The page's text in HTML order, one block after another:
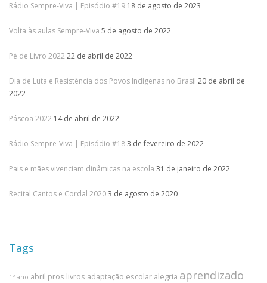
Rádio Sempre-Viva | Episódio #19 18 de agosto de 2023
Volta às aulas Sempre-Viva 5 de agosto de 2022
Pé de Livro 2022 22 de abril de 2022
Dia de Luta e Resistência dos Povos Indígenas no Brasil 20 de abril de
2022
Páscoa 2022 14 de abril de 2022
Rádio Sempre-Viva | Episódio #183 de fevereiro de 2022
Pais e mães vivenciam dinâmicas na escola 31 de janeiro de 2022
Recital Cantos e Cordal 20203 de agosto de 2020
Tags
1º ano abril pros livros adaptação escolar alegria aprendizado